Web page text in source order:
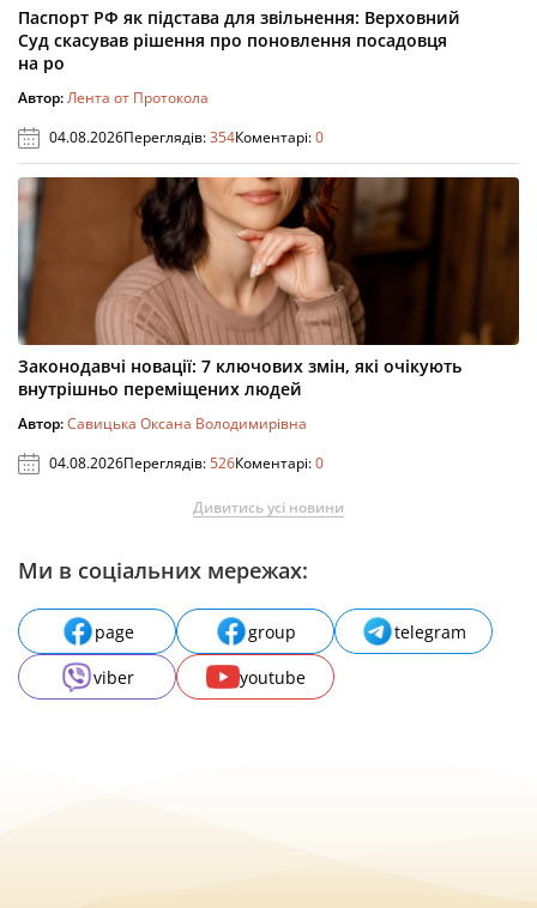
Паспорт РФ як підстава для звільнення: Верховний
Суд скасував рішення про поновлення посадовця
на ро
Автор:Лента от Протокола
04.08.2026Переглядів:354Коментарі:0
Законодавчі новації: 7 ключових змін, які очікують
внутрішньо переміщених людей
Автор:Савицька Оксана Володимирівна
04.08.2026Переглядів:526Коментарі:0
Дивитись усі новини
Ми в соціальних мережах:
page group
telegram
viber
youtube